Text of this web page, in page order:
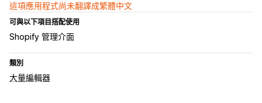
這項應用程式尚未翻譯成繁體中文
可與以下項目搭配使用
Shopify 管理介面
類別
大量編輯器